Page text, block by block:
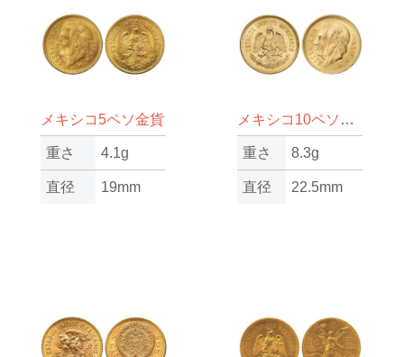
メキシコ5ペソ金貨
重さ 4.1g
直径 19mm
メキシコ10ペソ金貨
重さ 8.3g
直径 22.5mm